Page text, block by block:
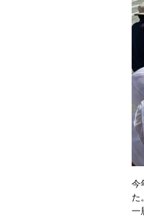
今
た
一